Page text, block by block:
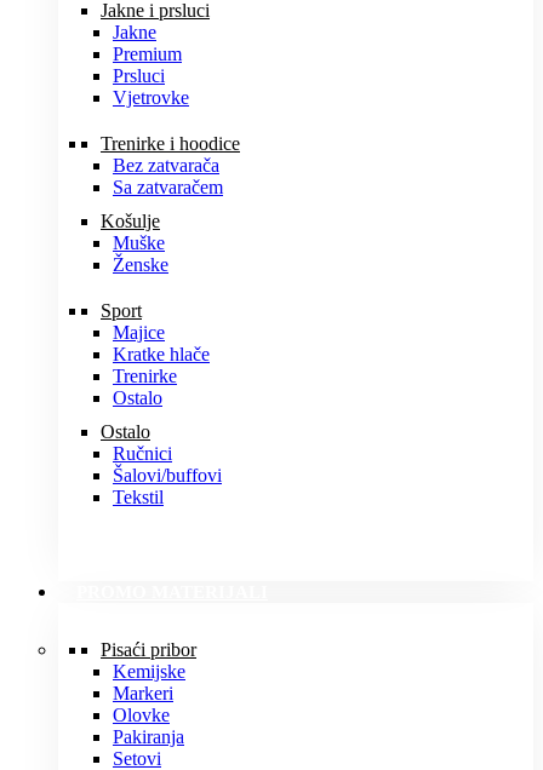
Jakne i prsluci
Jakne
Premium
Prsluci
Vjetrovke
Trenirke i hoodice
Bez zatvarača
Sa zatvaračem
Košulje
Muške
Ženske
Sport
Majice
Kratke hlače
Trenirke
Ostalo
Ostalo
Ručnici
Šalovi/buffovi
Tekstil
Pisaći pribor
Kemijske
Markeri
Olovke
Pakiranja
Setovi